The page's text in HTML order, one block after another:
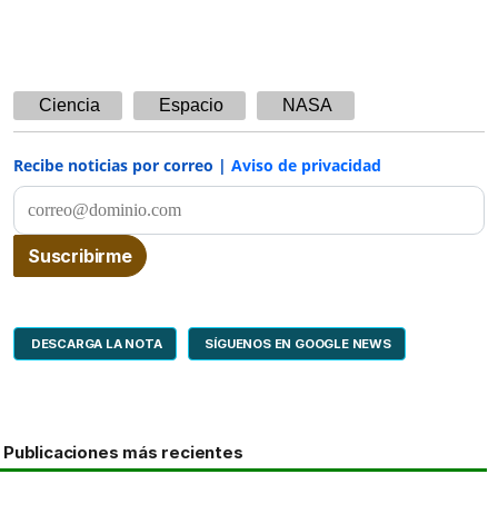
Ciencia Espacio NASA
Recibe noticias por correo | Aviso de privacidad
DESCARGA LA NOTA SÍGUENOS EN GOOGLE NEWS
Publicaciones más recientes